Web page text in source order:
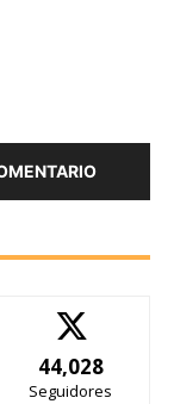
44,028
Seguidores